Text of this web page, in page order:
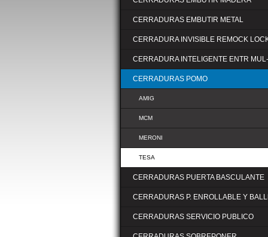
CERRADURAS EMBUTIR METAL
CERRADURA INVISIBLE REMOCK
CERRADURA INTELIGENTE ENTR
CERRADURAS POMO
AMIG
MCM
MERONI
TESA
CERRADURAS PUERTA BASCULANTE
CERRADURAS P. ENROLLABLE Y
CERRADURAS SERVICIO PUBLICO